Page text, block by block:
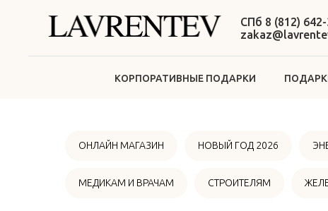
СПб 8 (812)
КОРПОРАТИВНЫЕ ПОДАРКИ
ОНЛАЙН МАГАЗИН НОВЫЙ ГОД 2026
МЕДИКАМ И ВРАЧАМ СТРОИТЕЛЯМ